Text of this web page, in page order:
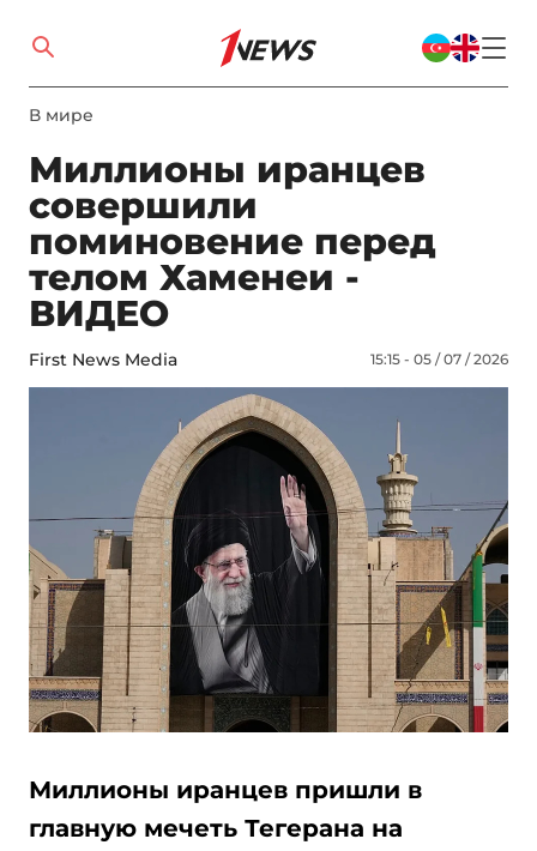
В мире
Миллионы иранцев
совершили
поминовение перед
телом Хаменеи -
ВИДЕО
First News Media 15:15 - 05 / 07 / 2026
Миллионы иранцев пришли в
главную мечеть Тегерана на